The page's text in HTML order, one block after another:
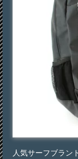
人気サーフブラン